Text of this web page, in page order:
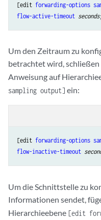
[edit forwarding-options
flow-active-timeout seconds
Um den Zeitraum zu
betrachtet wird, schließen
Anweisung auf
sampling output] ein:
[edit forwarding-options
flow-inactive-timeout
Um die Schnittstelle zu
Informationen sendet,
Hierarchieebene [edit